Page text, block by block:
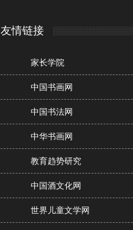
友情链接
家长学院
中国书画网
中国书法网
中华书画网
教育趋势研究
中国酒文化网
世界儿童文学网